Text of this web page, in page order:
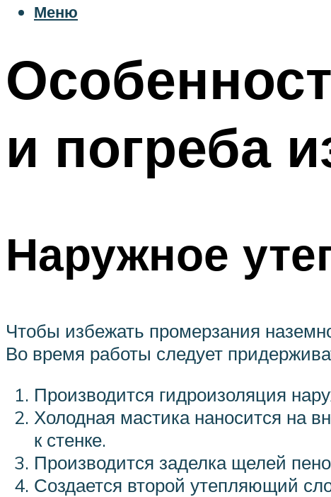
Меню
и погреба
Наружное
Чтобы избежать промерзания
Во время работы следует
Производится гидроизоляция
Холодная мастика наносится на
к стенке.
Производится заделка щелей
Создается второй утепляющий